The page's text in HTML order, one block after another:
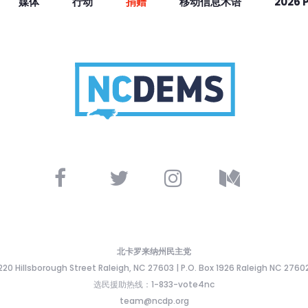
北卡罗来纳州民主党
Hillsborough Street Raleigh, NC 27603 | P.O. Box 1926 Raleigh NC
选民援助热线：1-833-vote4nc
team@ncdp.org